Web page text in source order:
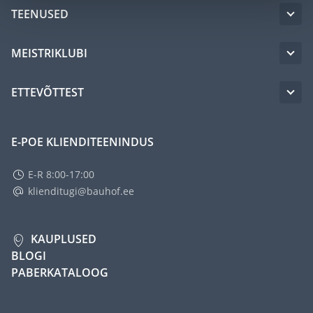
TEENUSED
MEISTRIKLUBI
ETTEVÕTTEST
E-POE KLIENDITEENINDUS
E-R 8:00-17:00
klienditugi@bauhof.ee
KAUPLUSED
BLOGI
PABERKATALOOG